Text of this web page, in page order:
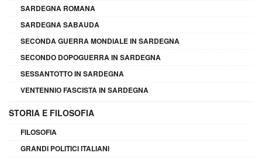
SARDEGNA ROMANA
SARDEGNA SABAUDA
SECONDA GUERRA MONDIALE IN SARDEGNA
SECONDO DOPOGUERRA IN SARDEGNA
SESSANTOTTO IN SARDEGNA
VENTENNIO FASCISTA IN SARDEGNA
STORIA E FILOSOFIA
FILOSOFIA
GRANDI POLITICI ITALIANI